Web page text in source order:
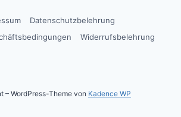
Datenschutzbelehrung
Widerrufsbelehrung
– WordPress-Theme von Kadence WP